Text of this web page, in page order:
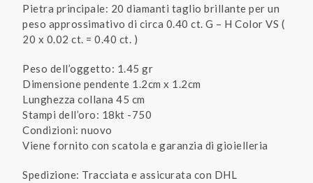
Pietra principale: 20 diamanti taglio brillante per un
peso approssimativo di circa 0.40 ct. G – H Color VS (
20 x 0.02 ct. = 0.40 ct. )
Peso dell’oggetto: 1.45 gr
Dimensione pendente 1.2cm x 1.2cm
Lunghezza collana 45 cm
Stampi dell’oro: 18kt -750
Condizioni: nuovo
Viene fornito con scatola e garanzia di gioielleria
Spedizione: Tracciata e assicurata con DHL